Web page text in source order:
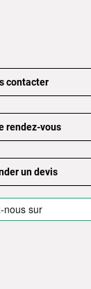
contacter
rendez-vous
un devis